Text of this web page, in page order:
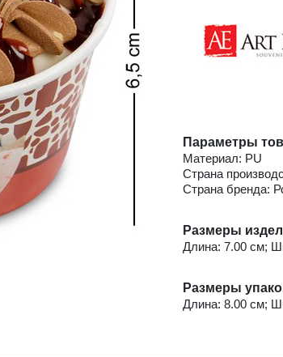
Параметры
Материал: PU
Страна
Страна бренда:
Размеры
Длина: 7.00 см;
Размеры
Длина: 8.00 см;